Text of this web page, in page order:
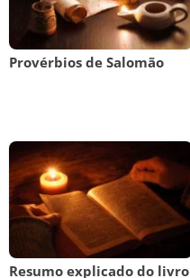
Provérbios de Salomão
Resumo explicado do livro